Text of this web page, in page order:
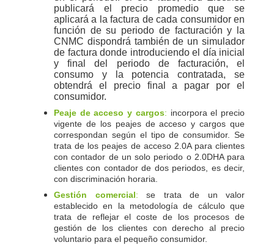
publicará el precio promedio que se
aplicará a la factura de cada consumidor en
función de su periodo de facturación y la
CNMC dispondrá también de un simulador
de factura donde introduciendo el día inicial
y final del periodo de facturación, el
consumo y la potencia contratada, se
obtendrá el precio final a pagar por el
consumidor.
Peaje de acceso y cargos: incorpora el precio
vigente de los peajes de acceso y cargos que
correspondan según el tipo de consumidor. Se
trata de los peajes de acceso 2.0A para clientes
con contador de un solo periodo o 2.0DHA para
clientes con contador de dos periodos, es decir,
con discriminación horaria.
Gestión comercial: se trata de un valor
establecido en la metodología de cálculo que
trata de reflejar el coste de los procesos de
gestión de los clientes con derecho al precio
voluntario para el pequeño consumidor.